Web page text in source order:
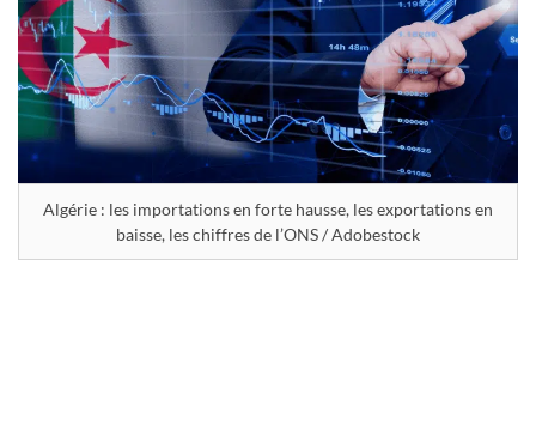
Algérie : les importations en forte hausse, les exportations en
baisse, les chiffres de l’ONS / Adobestock